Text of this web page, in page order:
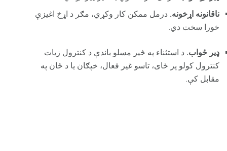
ناقانونه اړخونه. درمل ممکن کار وکړي، مګر د اړخ اغیزې
خورا سخت دي.
ډیر ځواب. د استثناء په څیر مسلو باندې د کنترول زیات
کنترول کولو پر ځای، تاسو غیر فعال، خپګان یا د ځان په
مقابل کې.